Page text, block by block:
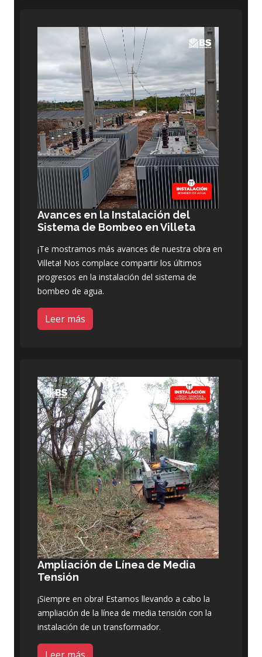
Avances en la Instalación del
Sistema de Bombeo en Villeta
¡Te mostramos más avances de nuestra obra en
Villeta! Nos complace compartir los últimos
progresos en la instalación del sistema de
bombeo de agua.
Leer más
Ampliación de Línea de Media
Tensión
¡Siempre en obra! Estamos llevando a cabo la
ampliación de la línea de media tensión con la
instalación de un transformador.